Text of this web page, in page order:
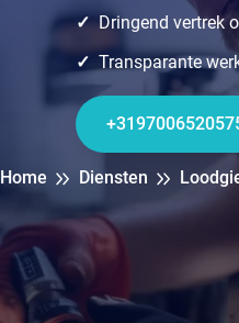
Dringend vertrek
Transparante
Home Diensten